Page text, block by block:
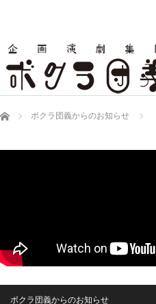
ホーム ボクラ団義からのお知らせ
ボクラ団義からのお知らせ